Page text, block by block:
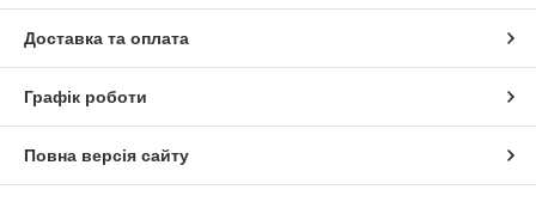
Доставка та оплата
Графік роботи
Повна версія сайту